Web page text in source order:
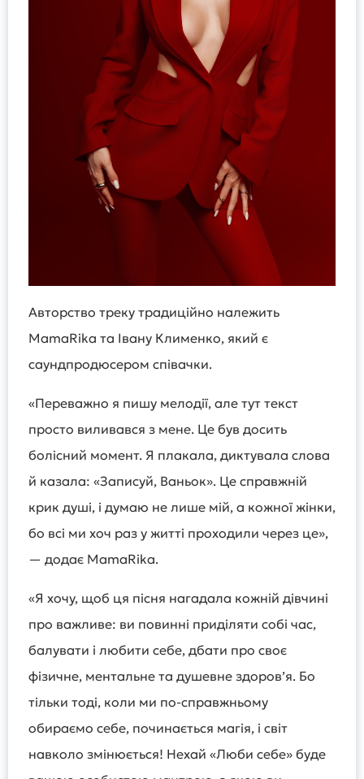
Авторство треку традиційно належить
MamaRika та Івану Клименко, який є
саундпродюсером співачки.
«Переважно я пишу мелодії, але тут текст
просто виливався з мене. Це був досить
болісний момент. Я плакала, диктувала слова
й казала: «Записуй, Ваньок». Це справжній
крик душі, і думаю не лише мій, а кожної жінки,
бо всі ми хоч раз у житті проходили через це»,
— додає MamaRika.
«Я хочу, щоб ця пісня нагадала кожній дівчині
про важливе: ви повинні приділяти собі час,
балувати і любити себе, дбати про своє
фізичне, ментальне та душевне здоров’я. Бо
тільки тоді, коли ми по-справжньому
обираємо себе, починається магія, і світ
навколо змінюється! Нехай «Люби себе» буде